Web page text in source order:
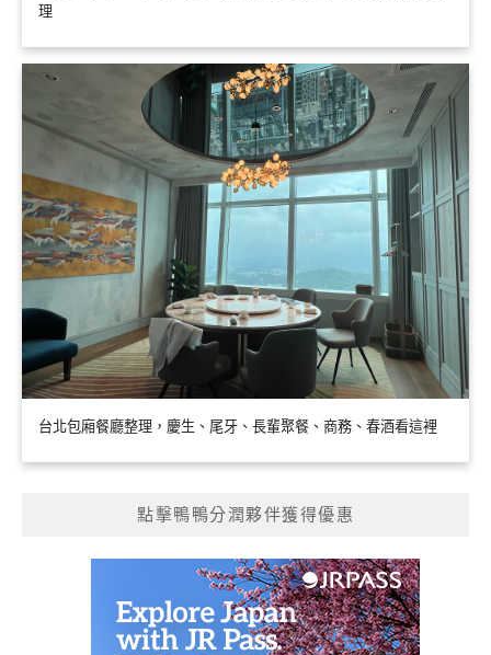
理
台北包廂餐廳整理，慶生、尾牙、長輩聚餐、商務、春酒看這裡
點擊鴨鴨分潤夥伴獲得優惠